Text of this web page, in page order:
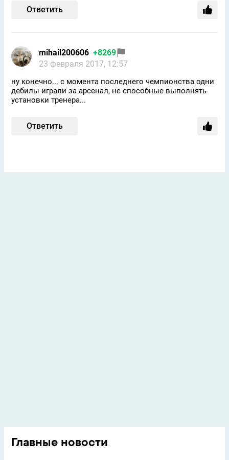
Ответить
mihail200606 +8269
23 февраля 2017, 12:57
ну конечно... с момента последнего чемпионства одни
дебилы играли за арсенал, не способные выполнять
установки тренера...
Ответить
Главные новости